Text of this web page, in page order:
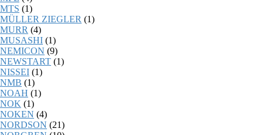
MTS (1)
MÜLLER ZIEGLER (1)
MURR (4)
MUSASHI (1)
NEMICON (9)
NEWSTART (1)
NISSEI (1)
NMB (1)
NOAH (1)
NOK (1)
NOKEN (4)
NORDSON (21)